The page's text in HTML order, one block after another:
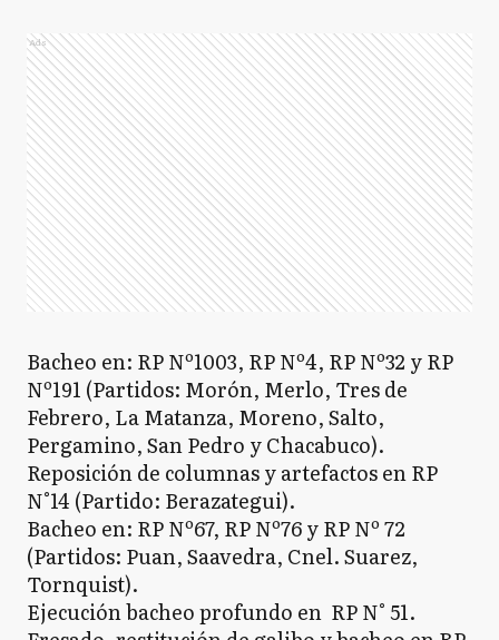
Ads
Bacheo en: RP Nº1003, RP Nº4, RP Nº32 y RP
Nº191 (Partidos: Morón, Merlo, Tres de
Febrero, La Matanza, Moreno, Salto,
Pergamino, San Pedro y Chacabuco).
Reposición de columnas y artefactos en RP
N°14 (Partido: Berazategui).
Bacheo en: RP Nº67, RP Nº76 y RP Nº 72
(Partidos: Puan, Saavedra, Cnel. Suarez,
Tornquist).
Ejecución bacheo profundo en RP N° 51.